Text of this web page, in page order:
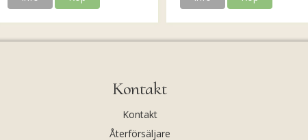
Kontakt
Kontakt
Återförsäljare